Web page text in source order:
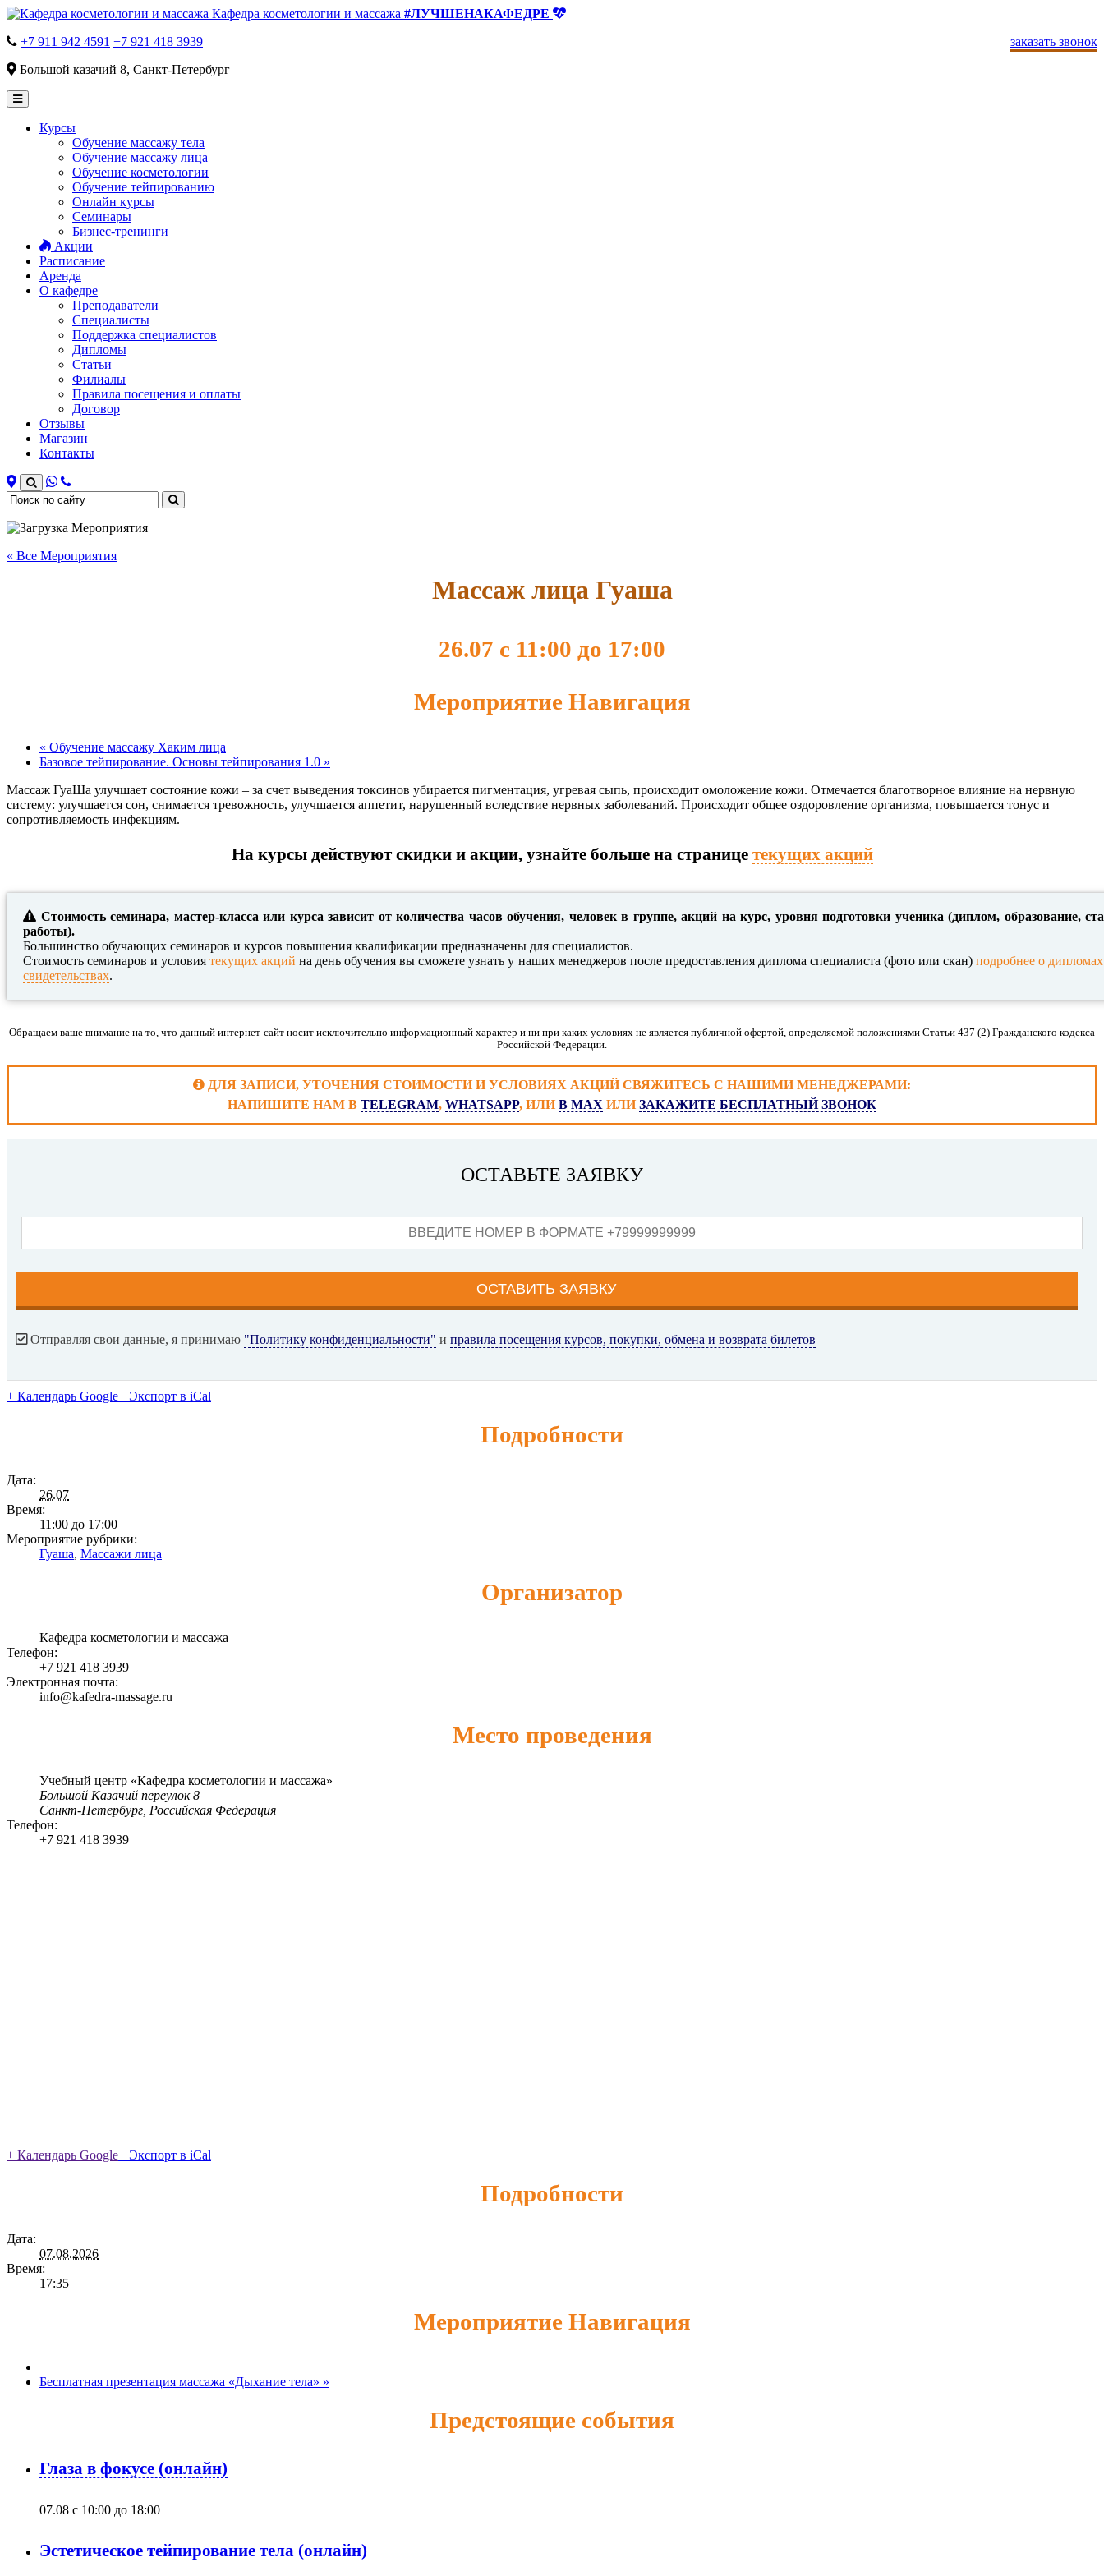
Кафедра косметологии и массажа #ЛУЧШЕНАКАФЕДРЕ
заказать звонок
+7 911 942 4591 +7 921 418 3939
Большой казачий 8, Санкт-Петербург
Курсы
Обучение массажу тела
Обучение массажу лица
Обучение косметологии
Обучение тейпированию
Онлайн курсы
Семинары
Бизнес-тренинги
Акции
Расписание
Аренда
О кафедре
Преподаватели
Специалисты
Поддержка специалистов
Дипломы
Статьи
Филиалы
Правила посещения и оплаты
Договор
Отзывы
Магазин
Контакты
« Все Мероприятия
Массаж лица Гуаша
26.07 с 11:00 до 17:00
Мероприятие Навигация
« Обучение массажу Хаким лица
Базовое тейпирование. Основы тейпирования 1.0 »
Массаж ГуаШа улучшает состояние кожи – за счет выведения токсинов убирается пигментация, угревая сыпь, происходит омоложение кожи. Отмечается благотворное влияние на нервную
систему: улучшается сон, снимается тревожность, улучшается аппетит, нарушенный вследствие нервных заболеваний. Происходит общее оздоровление организма, повышается тонус и
сопротивляемость инфекциям.
На курсы действуют скидки и акции, узнайте больше на странице текущих акций
Стоимость семинара, мастер-класса или курса зависит от количества часов обучения, человек в группе, акций на курс, уровня подготовки ученика (диплом, образование,
работы).
Большинство обучающих семинаров и курсов повышения квалификации предназначены для специалистов.
Стоимость семинаров и условиятекущих акций на день обучения вы сможете узнать у наших менеджеров после предоставления диплома специалиста (фото или скан) подробнее о
свидетельствах.
Обращаем ваше внимание на то, что данный интернет-сайт носит исключительно информационный характер и ни при каких условиях не является публичной офертой, определяемой положениями Статьи 437 (2) Гражданского кодекса
Российской Федерации.
ДЛЯ ЗАПИСИ, УТОЧЕНИЯ СТОИМОСТИ И УСЛОВИЯХ АКЦИЙ СВЯЖИТЕСЬ С НАШИМИ МЕНЕДЖЕРАМИ:
НАПИШИТЕ НАМ В TELEGRAM, WHATSAPP, ИЛИВ MAX ИЛИЗАКАЖИТЕ БЕСПЛАТНЫЙ ЗВОНОК
ОСТАВЬТЕ ЗАЯВКУ
Отправляя свои данные, я принимаю "Политику конфиденциальности" и правила посещения курсов, покупки, обмена и возврата билетов
+ Календарь Google+ Экспорт в iCal
Подробности
Дата:
26.07
Время:
11:00 до 17:00
Мероприятие рубрики:
Гуаша, Массажи лица
Организатор
Кафедра косметологии и массажа
Телефон:
+7 921 418 3939
Электронная почта:
info@kafedra-massage.ru
Место проведения
Учебный центр «Кафедра косметологии и массажа»
Большой Казачий переулок 8
Санкт-Петербург Российская Федерация
Телефон:
+7 921 418 3939
+ Календарь Google+ Экспорт в iCal
Подробности
Дата:
07.08.2026
Время:
17:35
Мероприятие Навигация
Бесплатная презентация массажа «Дыхание тела» »
Предстоящие события
Глаза в фокусе (онлайн)
07.08 с 10:00 до 18:00
Эстетическое тейпирование тела (онлайн)